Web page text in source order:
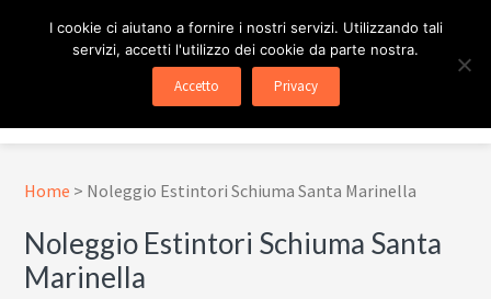
pagina
ESTINTORE ROMA
In Tutta Roma E Provincia
Menu
Home > Noleggio Estintori Schiuma Santa Marinella
Noleggio Estintori Schiuma Santa
Marinella
I cookie ci aiutano a fornire i nostri servizi. Utilizzando tali
servizi, accetti l'utilizzo dei cookie da parte nostra.
Accetto Privacy